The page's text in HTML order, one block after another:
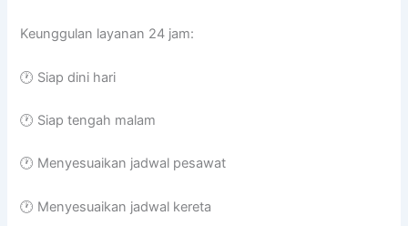
Keunggulan layanan 24 jam:
🕐 Siap dini hari
🕐 Siap tengah malam
🕐 Menyesuaikan jadwal pesawat
🕐 Menyesuaikan jadwal kereta